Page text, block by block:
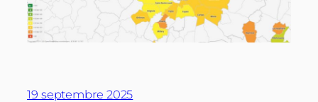
19 septembre 2025